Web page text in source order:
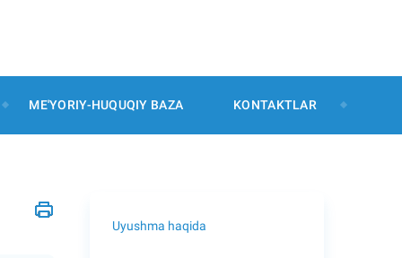
ME'YORIY-HUQUQIY BAZA KONTAKTLAR
Uyushma haqida